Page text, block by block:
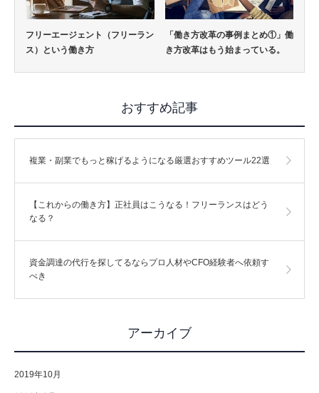
フリーエージェント（フリーラン
ス）という働き方
「働き方改革の事例まとめ①」働
き方改革はもう始まっている。
おすすめ記事
複業・副業でもっと稼げるようになる厳選おすすめツール22選
【これからの働き方】正社員はこうなる！フリーランスはどう
なる？
資金調達の代行を探してるならプロ人材やCFO経験者へ依頼す
べき
アーカイブ
2019年10月